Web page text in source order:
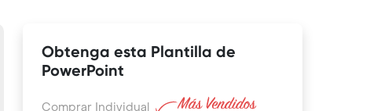
Obtenga esta Plantilla de
PowerPoint
Comprar Individual